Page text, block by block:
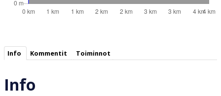
Info Kommentit Toiminnot
Info